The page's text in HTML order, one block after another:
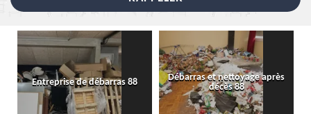
Entreprise de débarras 88
Débarras et nettoyage après
décès 88